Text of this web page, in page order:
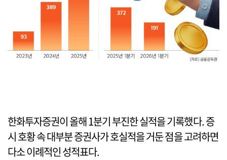
한화투자증권이 올해 1분기 부진한 실적을 기록했다. 증
시 호황 속 대부분 증권사가 호실적을 거둔 점을 고려하면
다소 이례적인 성적표다.